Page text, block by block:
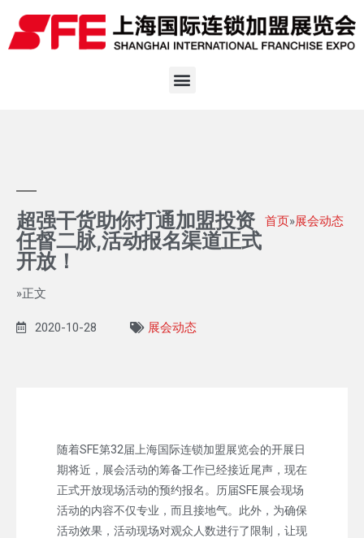
超强干货助你打通加盟投资
任督二脉,活动报名渠道正式
开放！
首页»展会动态
»正文
2020-10-28 展会动态
随着SFE第32届上海国际连锁加盟展览会的开展日
期将近，展会活动的筹备工作已经接近尾声，现在
正式开放现场活动的预约报名。历届SFE展会现场
活动的内容不仅专业，而且接地气。此外，为确保
活动效果，活动现场对观众人数进行了限制，让现